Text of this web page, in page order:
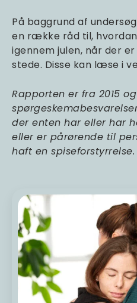
På baggrund af
en række råd til,
igennem julen, når der
stede. Disse kan læse i
Rapporten er fra 2015
der enten har eller har
eller er pårørende til
haft en spiseforstyrrelse.